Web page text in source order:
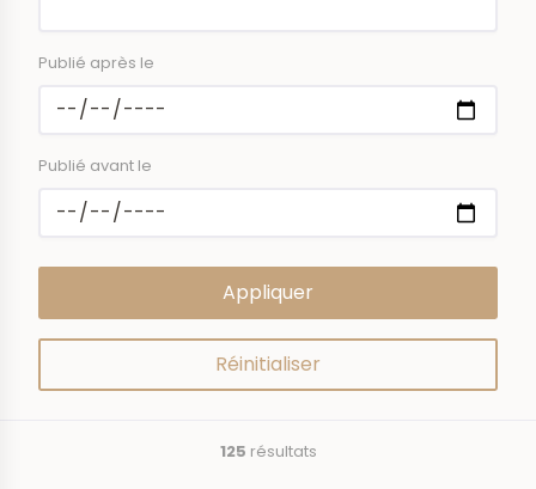
Publié après le
Publié avant le
125 résultats